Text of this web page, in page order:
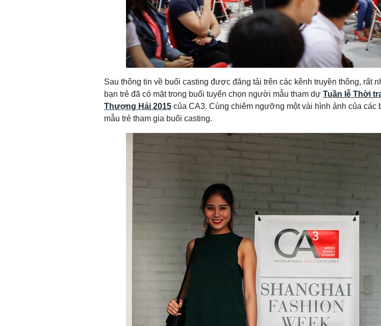
Sau thông tin về buổi casting được đăng tải trên các kênh truyền thông, rất
bạn trẻ đã có mặt trong buổi tuyển chọn người mẫu tham dự Tuần lễ Thời
Thượng Hải 2015 của CA3. Cùng chiêm ngưỡng một vài hình ảnh của các
mẫu trẻ tham gia buổi casting.